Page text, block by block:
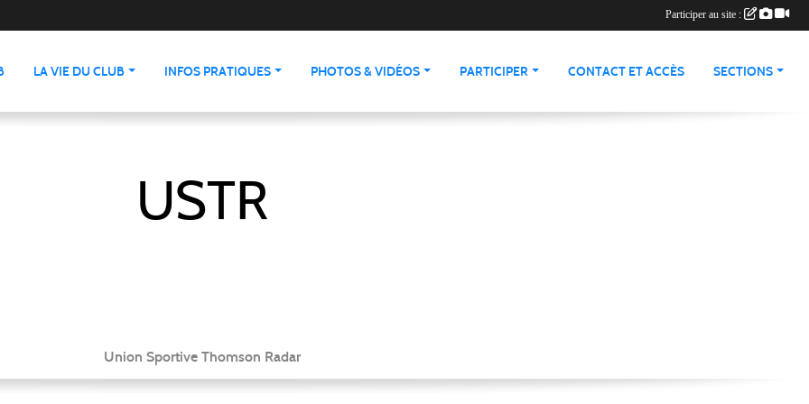
LA VIE DU CLUB INFOS PRATIQUES PHOTOS & VIDÉOS PARTICIPER CONTACT ET ACCÈS SECTIONS
USTR
Union Sportive Thomson Radar
Participer au site :